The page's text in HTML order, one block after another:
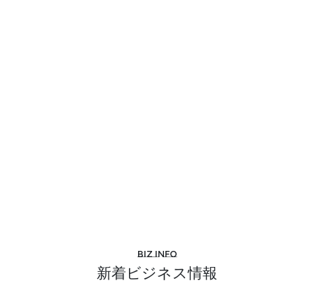
Biz info
新着ビジネス情報